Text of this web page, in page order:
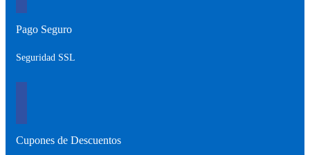
Pago Seguro
Seguridad SSL
Cupones de Descuentos